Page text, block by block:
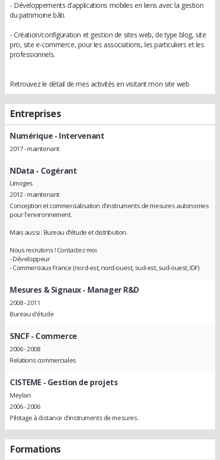
- Développements d'applications mobiles en liens avec la gestion
du patrimoine bâti.
- Création/configuration et gestion de sites web, de type blog, site
pro, site e-commerce, pour les associations, les particuliers et les
professionnels.
Retrouvez le détail de mes activités en visitant mon site web
Entreprises
Numérique - Intervenant
2017 - maintenant
NData - Cogérant
Limoges
2012 - maintenant
Conception et commercialisation d'instruments de mesures autonomes
pour l'environnement.
Mais aussi : Bureau d’étude et distribution.
Nous recrutons ! Contactez moi.
- Développeur
- Commerciaux France (nord-est, nord-ouest, sud-est, sud-ouest, IDF)
Mesures & Signaux- Manager R&D
2008 - 2011
Bureau d'étude
SNCF- Commerce
2006 - 2008
Relations commerciales
CISTEME - Gestion de projets
Meylan
2006 - 2006
Pilotage à distance d'instruments de mesures.
Formations